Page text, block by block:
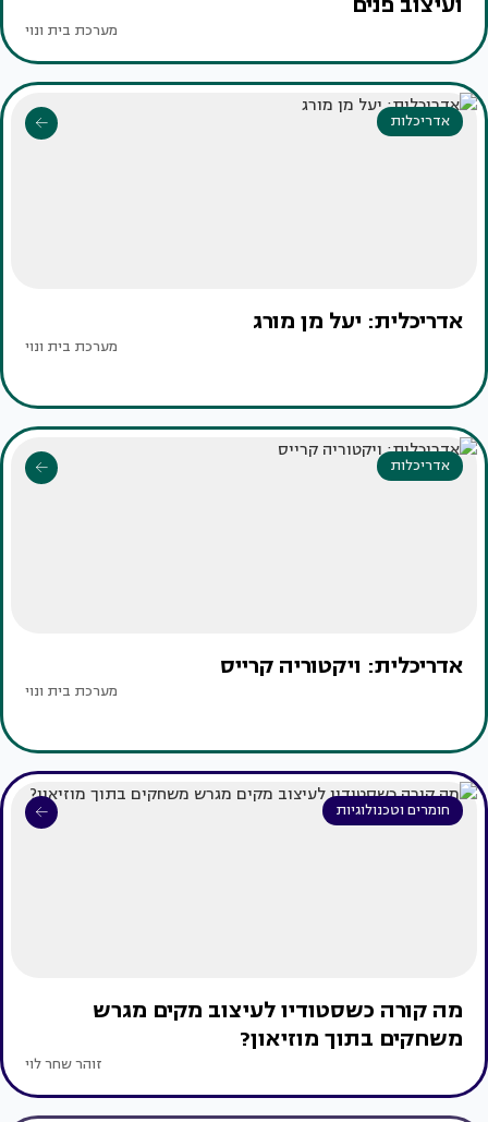
מערכת בית ונוי
אדריכלות
אדריכלית: יעל מן מורג
מערכת בית ונוי
אדריכלות
אדריכלית: ויקטוריה קרייס
מערכת בית ונוי
חומרים וטכנולוגיות
מה קורה כשסטודיו לעיצוב מקים מגרש
משחקים בתוך מוזיאון?
זוהר שחר לוי